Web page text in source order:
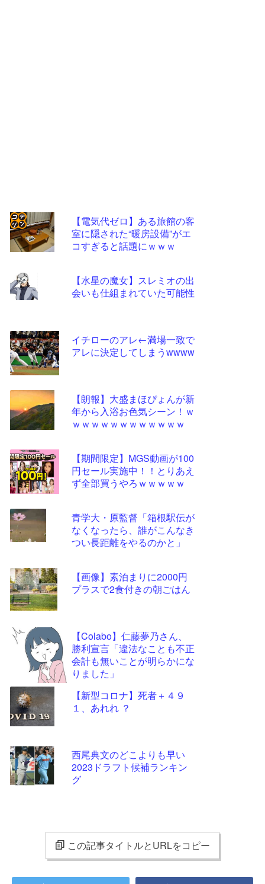
【電気代ゼロ】ある旅館の客
室に隠された“暖房設備”がエ
コすぎると話題にｗｗｗ
【水星の魔女】スレミオの出
会いも仕組まれていた可能性
イチローのアレ←満場一致で
アレに決定してしまうwwww
【朗報】大盛まほぴょんが新
年から入浴お色気シーン！ｗ
ｗｗｗｗｗｗｗｗｗｗｗｗ
【期間限定】MGS動画が100
円セール実施中！！とりあえ
ず全部買うやろｗｗｗｗｗ
青学大・原監督「箱根駅伝が
なくなったら、誰がこんなき
つい長距離をやるのかと」
【画像】素泊まりに2000円
プラスで2食付きの朝ごはん
【Colabo】仁藤夢乃さん、
勝利宣言「違法なことも不正
会計も無いことが明らかにな
りました」
【新型コロナ】死者＋４９
１、あれれ ？
西尾典文のどこよりも早い
2023ドラフト候補ランキン
グ
コテ
リン
定リ
更新
ツー
ル
この記事タイトルとURLをコピー